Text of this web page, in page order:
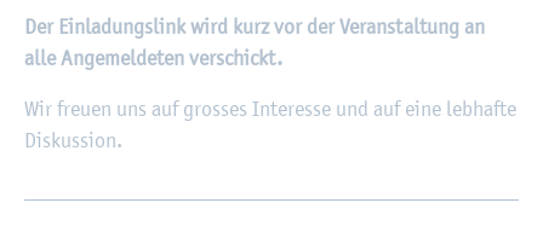
Der Ein­la­dungs­link wird kurz vor der Ver­an­stal­tung an
alle An­ge­mel­de­ten ver­schickt.
Wir freu­en uns auf gros­ses In­ter­es­se und auf eine leb­haf­te
Dis­kus­si­on.